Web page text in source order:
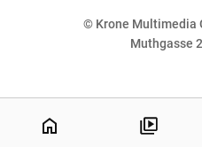
© Krone Multimedia
Muthgasse
home
NaN%